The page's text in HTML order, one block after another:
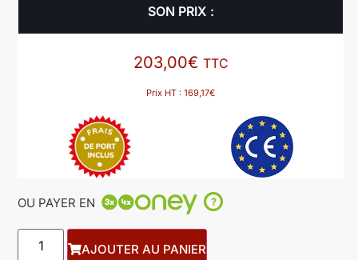
SON PRIX :
203,00€ TTC
Prix HT :169,17€
OU PAYER EN ?
AJOUTER AU PANIER